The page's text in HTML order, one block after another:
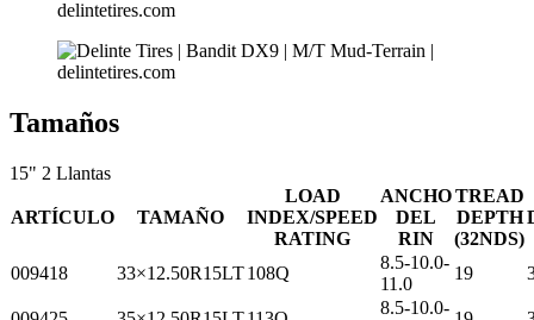
Tamaños
15" 2 Llantas
ARTÍCULO TAMAÑO
LOAD
INDEX/SPEED
RATING
ANCHO
DEL
RIN
TREAD
DEPTH
(32NDS)
009418 33×12.50R15LT108Q
8.5-10.0-
11.0
19
8.5-10.0-